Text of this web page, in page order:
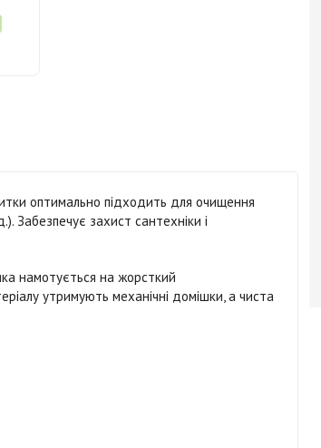
оптимально підходить для очищення
Забезпечує захист сантехніки і
намотується на жорсткий
утримують механічні домішки, а чиста